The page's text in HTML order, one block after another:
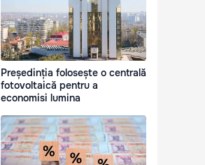
Președinția folosește o centrală
fotovoltaică pentru a
economisi lumina